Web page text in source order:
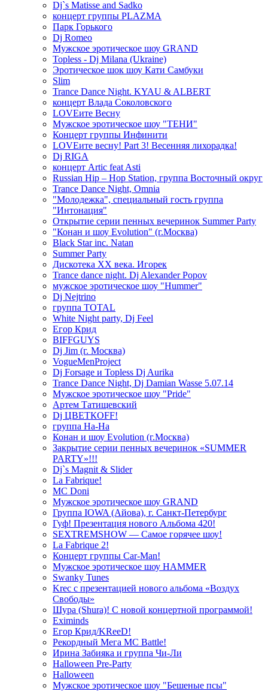
Dj`s Matisse and Sadko
концерт группы PLAZMA
Парк Горького
Dj Romeo
Мужское эротическое шоу GRAND
Topless - Dj Milana (Ukraine)
Эротическое шок шоу Кати Самбуки
Slim
Trance Dance Night. KYAU & ALBERT
концерт Влада Соколовского
LOVEите Весну
Мужское эротическое шоу "ТЕНИ"
Концерт группы Инфинити
LOVEите весну! Part 3! Весенняя лихорадка!
Dj RIGA
концерт Artic feat Asti
Russian Hip – Hop Station, группа Восточный округ
Trance Dance Night, Omnia
"Молодежка", специальный гость группа
"Интонация"
Открытие серии пенных вечеринок Summer Party
"Конан и шоу Evolution" (г.Москва)
Black Star inc. Natan
Summer Party
Дискотека ХХ века. Игорек
Trance dance night. Dj Alexander Popov
мужское эротическое шоу "Hummer"
Dj Nejtrino
группа TOTAL
White Night party, Dj Feel
Егор Крид
BIFFGUYS
Dj Jim (г. Москва)
VogueMenProject
Dj Forsage и Topless Dj Aurika
Trance Dance Night, Dj Damian Wasse 5.07.14
Мужское эротическое шоу "Pride"
Артем Татищевский
Dj ЦВЕТКOFF!
группа На-На
Конан и шоу Evolution (г.Москва)
Закрытие серии пенных вечеринок «SUMMER
PARTY»!!!
Dj`s Magnit & Slider
La Fabrique!
MC Doni
Мужское эротическое шоу GRAND
Группа IOWA (Айова), г. Санкт-Петербург
Гуф! Презентация нового Альбома 420!
SEXTREMSHOW — Самое горячее шоу!
La Fabrique 2!
Концерт группы Car-Man!
Мужское эротическое шоу HAMMER
Swanky Tunes
Krec с презентацией нового альбома «Воздух
Свободы»
Шура (Shura)! С новой концертной программой!
Eximinds
Егор Крид/KReeD!
Рекордный Мега МС Battle!
Ирина Забияка и группа Чи-Ли
Halloween Pre-Party
Halloween
Мужское эротическое шоу "Бешеные псы"